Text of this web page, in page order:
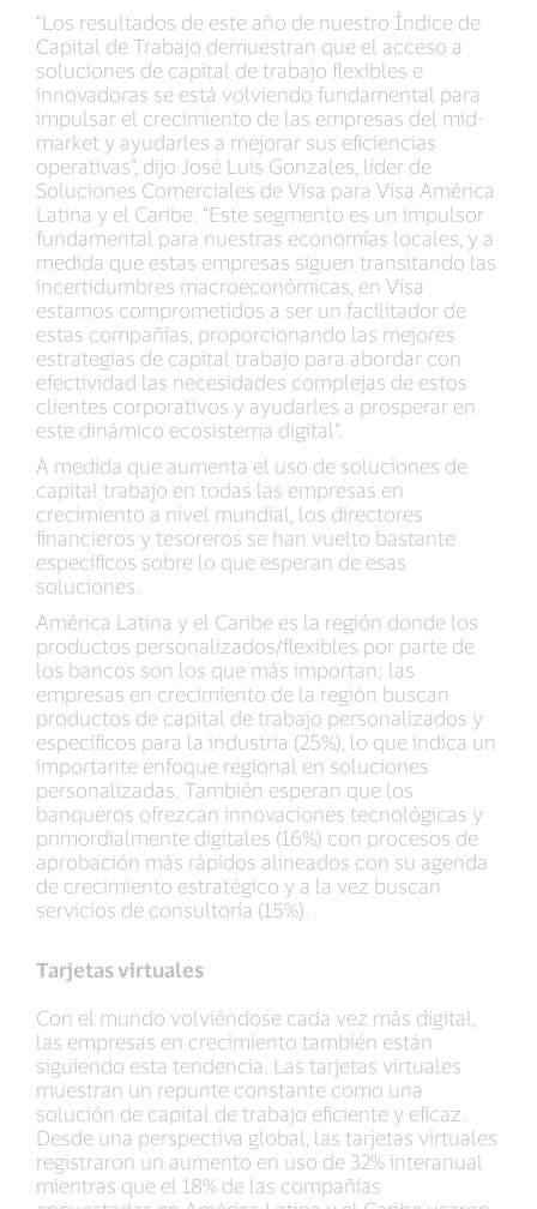
“Los resultados de este año de nuestro Índice de
Capital de Trabajo demuestran que el acceso a
soluciones de capital de trabajo flexibles e
innovadoras se está volviendo fundamental para
impulsar el crecimiento de las empresas del mid-
market y ayudarles a mejorar sus eficiencias
operativas”, dijo José Luis Gonzales, líder de
Soluciones Comerciales de Visa para Visa América
Latina y el Caribe. “Este segmento es un impulsor
fundamental para nuestras economías locales, y a
medida que estas empresas siguen transitando las
incertidumbres macroeconómicas, en Visa
estamos comprometidos a ser un facilitador de
estas compañías, proporcionando las mejores
estrategias de capital trabajo para abordar con
efectividad las necesidades complejas de estos
clientes corporativos y ayudarles a prosperar en
este dinámico ecosistema digital”.
A medida que aumenta el uso de soluciones de
capital trabajo en todas las empresas en
crecimiento a nivel mundial, los directores
financieros y tesoreros se han vuelto bastante
específicos sobre lo que esperan de esas
soluciones.
América Latina y el Caribe es la región donde los
productos personalizados/flexibles por parte de
los bancos son los que más importan; las
empresas en crecimiento de la región buscan
productos de capital de trabajo personalizados y
específicos para la industria (25%), lo que indica un
importante enfoque regional en soluciones
personalizadas. También esperan que los
banqueros ofrezcan innovaciones tecnológicas y
primordialmente digitales (16%) con procesos de
aprobación más rápidos alineados con su agenda
de crecimiento estratégico y a la vez buscan
servicios de consultoría (15%).
Tarjetas virtuales
Con el mundo volviéndose cada vez más digital,
las empresas en crecimiento también están
siguiendo esta tendencia. Las tarjetas virtuales
muestran un repunte constante como una
solución de capital de trabajo eficiente y eficaz.
Desde una perspectiva global, las tarjetas virtuales
registraron un aumento en uso de 32% interanual
mientras que el 18% de las compañías